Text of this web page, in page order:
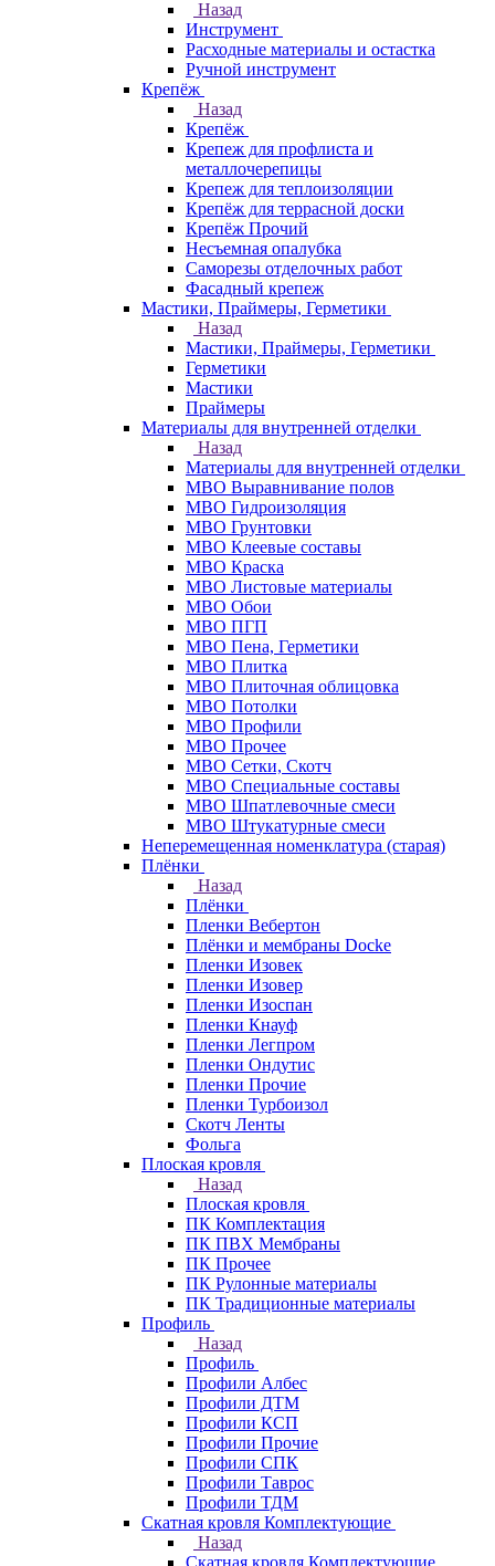
Назад
Инструмент
Расходные материалы и остастка
Ручной инструмент
Крепёж
Назад
Крепёж
Крепеж для профлиста и
металлочерепицы
Крепеж для теплоизоляции
Крепёж для террасной доски
Крепёж Прочий
Несъемная опалубка
Саморезы отделочных работ
Фасадный крепеж
Мастики, Праймеры, Герметики
Назад
Мастики, Праймеры, Герметики
Герметики
Мастики
Праймеры
Материалы для внутренней отделки
Назад
Материалы для внутренней отделки
МВО Выравнивание полов
МВО Гидроизоляция
МВО Грунтовки
МВО Клеевые составы
МВО Краска
МВО Листовые материалы
МВО Обои
МВО ПГП
МВО Пена, Герметики
МВО Плитка
МВО Плиточная облицовка
МВО Потолки
МВО Профили
МВО Прочее
МВО Сетки, Скотч
МВО Специальные составы
МВО Шпатлевочные смеси
МВО Штукатурные смеси
Неперемещенная номенклатура (старая)
Плёнки
Назад
Плёнки
Пленки Вебертон
Плёнки и мембраны Docke
Пленки Изовек
Пленки Изовер
Пленки Изоспан
Пленки Кнауф
Пленки Легпром
Пленки Ондутис
Пленки Прочие
Пленки Турбоизол
Скотч Ленты
Фольга
Плоская кровля
Назад
Плоская кровля
ПК Комплектация
ПК ПВХ Мембраны
ПК Прочее
ПК Рулонные материалы
ПК Традиционные материалы
Профиль
Назад
Профиль
Профили Албес
Профили ДТМ
Профили КСП
Профили Прочие
Профили СПК
Профили Таврос
Профили ТДМ
Скатная кровля Комплектующие
Назад
Скатная кровля Комплектующие